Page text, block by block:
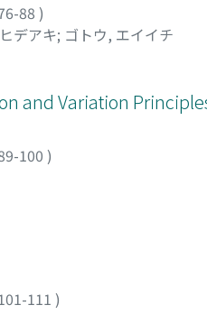
88 )
デアキ; ゴトウ, エイイチ
and Variation
100 )
111 )